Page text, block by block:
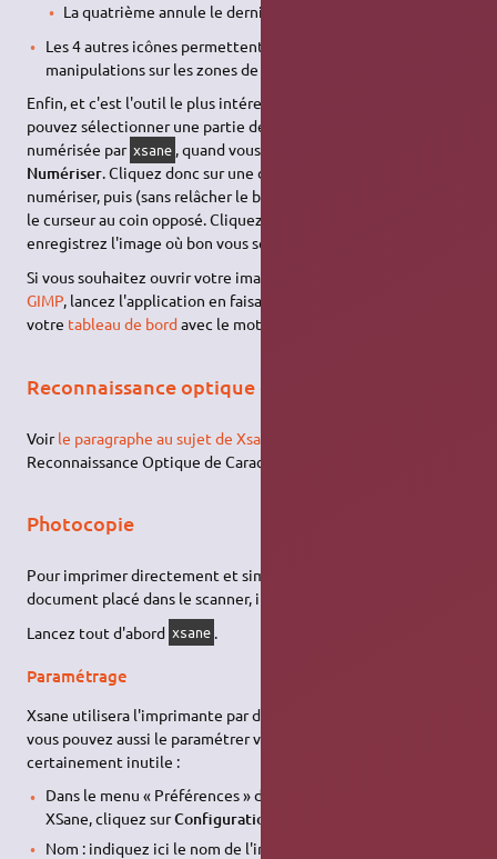
La quatrième annule le dernier zoom effectué
Les 4 autres icônes permettent d'effectuer des
manipulations sur les zones de prévisualisation.
Enfin, et c'est l'outil le plus intéressant dans notre cas, vous
pouvez sélectionner une partie de l'aperçu qui sera la partie
numérisée par xsane , quand vous cliquerez sur le bouton
Numériser. Cliquez donc sur une des bordures de l'image à
numériser, puis (sans relâcher le bouton de la souris) déplacez
le curseur au coin opposé. Cliquez sur
enregistrez l'image où bon vous semble.
Si vous souhaitez ouvrir votre image directement dans
GIMP, lancez l'application en faisant une recherche depuis
votre tableau de bordavec le mot clé "Gimp".
Reconnaissance optique de caractères
Voirle paragraphe au sujet de Xsane
Reconnaissance Optique de Caractères ».
Photocopie
Pour imprimer directement et simplement une copie du
document placé dans le scanner, il existe le mode
Lancez tout d'abord xsane .
Paramétrage
Xsane utilisera l'imprimante par défaut de votre système. Mais
vous pouvez aussi le paramétrer vous-même, bien que
certainement inutile :
Dans le menu « Préférences » de la fenêtre principale de
XSane, cliquez surConfiguration
Nom : indiquez ici le nom de l'imprimante (vous le trouverez